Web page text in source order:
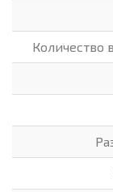
Количество